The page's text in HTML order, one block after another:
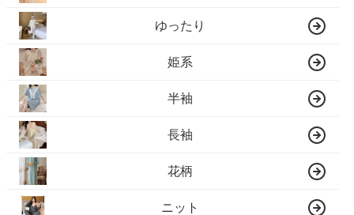
ゆったり
姫系
半袖
長袖
花柄
ニット